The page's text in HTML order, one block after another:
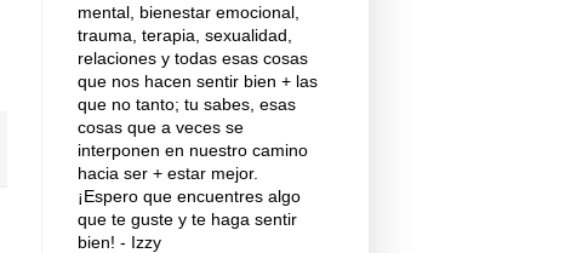
mental, bienestar emocional,
trauma, terapia, sexualidad,
relaciones y todas esas cosas
que nos hacen sentir bien + las
que no tanto; tu sabes, esas
cosas que a veces se
interponen en nuestro camino
hacia ser + estar mejor.
¡Espero que encuentres algo
que te guste y te haga sentir
bien! - Izzy